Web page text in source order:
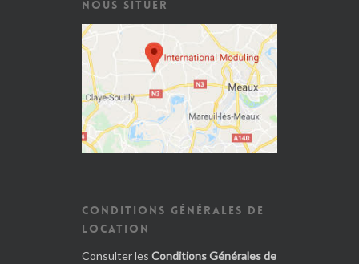
NOUS SITUER
CONDITIONS GÉNÉRALES DE
LOCATION
Consulter les Conditions Générales de